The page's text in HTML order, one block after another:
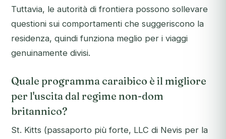
Tuttavia, le autorità di frontiera possono sollevare
questioni sui comportamenti che suggeriscono la
residenza, quindi funziona meglio per i viaggi
genuinamente divisi.
Quale programma caraibico è il migliore
per l'uscita dal regime non-dom
britannico?
St. Kitts (passaporto più forte, LLC di Nevis per la